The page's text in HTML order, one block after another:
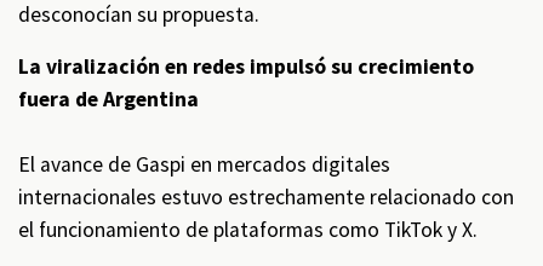
desconocían su propuesta.
La viralización en redes impulsó su crecimiento
fuera de Argentina
El avance de Gaspi en mercados digitales
internacionales estuvo estrechamente relacionado con
el funcionamiento de plataformas como TikTok y X.